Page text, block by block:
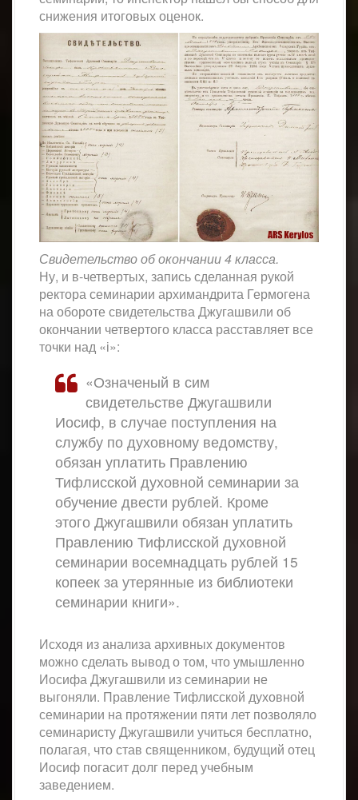
снижения итоговых оценок.
Свидетельство об окончании 4 класса.
Ну, и в-четвертых, запись сделанная рукой
ректора семинарии архимандрита Гермогена
на обороте свидетельства Джугашвили об
окончании четвертого класса расставляет все
точки над «і»:
«Означеный в сим
свидетельстве Джугашвили
Иосиф, в случае поступления на
службу по духовному ведомству,
обязан уплатить Правлению
Тифлисской духовной семинарии за
обучение двести рублей. Кроме
этого Джугашвили обязан уплатить
Правлению Тифлисской духовной
семинарии восемнадцать рублей 15
копеек за утерянные из библиотеки
семинарии книги».
Исходя из анализа архивных документов
можно сделать вывод о том, что умышленно
Иосифа Джугашвили из семинарии не
выгоняли. Правление Тифлисской духовной
семинарии на протяжении пяти лет позволяло
семинаристу Джугашвили учиться бесплатно,
полагая, что став священником, будущий отец
Иосиф погасит долг перед учебным
заведением.